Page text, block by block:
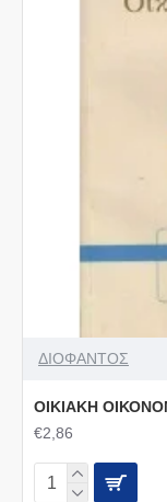
ΔΙΟΦΑΝΤΟΣ
ΟΙΚΙΑΚΗ
€2,86